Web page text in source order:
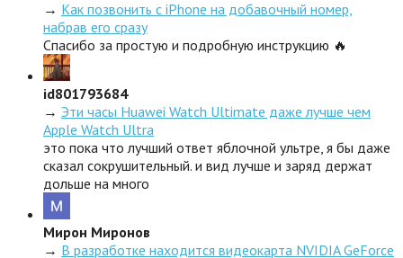
→ Как позвонить с iPhone на добавочный номер,
набрав его сразу
Спасибо за простую и подробную инструкцию 🔥
id801793684
→ Эти часы Huawei Watch Ultimate даже лучше чем
Apple Watch Ultra
это пока что лучший ответ яблочной ультре, я бы даже
сказал сокрушительный. и вид лучше и заряд держат
дольше на много
Мирон Миронов
→ В разработке находится видеокарта NVIDIA GeForce